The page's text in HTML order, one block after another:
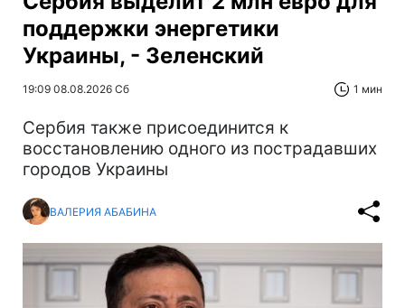
поддержки энергетики
Украины, - Зеленский
19:09 08.08.2026 Сб 1 мин
Сербия также присоединится к
восстановлению одного из пострадавших
городов Украины
ВАЛЕРИЯ АБАБИНА